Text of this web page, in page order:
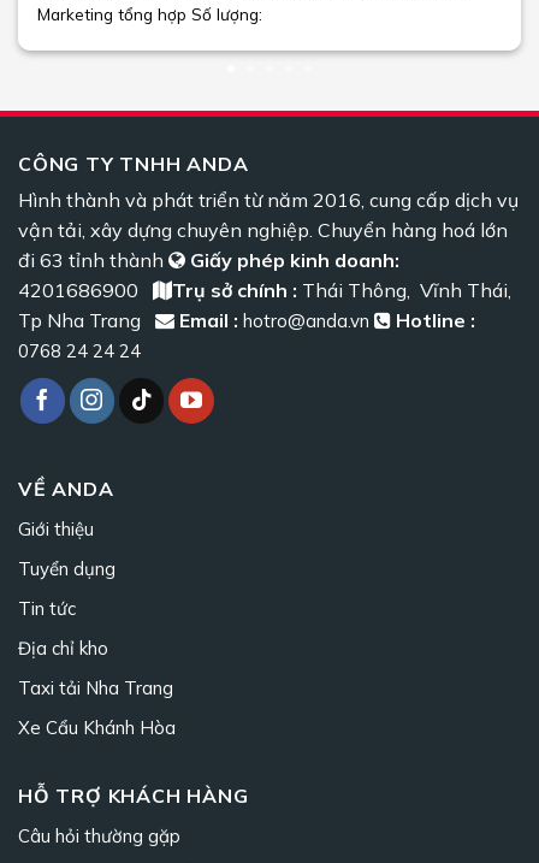
Marketing tổng hợp Số lượng:
CÔNG TY TNHH ANDA
Hình thành và phát triển từ năm 2016, cung cấp dịch vụ
vận tải, xây dựng chuyên nghiệp. Chuyển hàng hoá lớn
đi 63 tỉnh thành
Giấy phép kinh doanh:
4201686900
Trụ sở chính : Thái Thông, Vĩnh Thái,
Tp Nha Trang
Email : hotro@anda.vn Hotline :
0768 24 24 24
VỀ ANDA
Giới thiệu
Tuyển dụng
Tin tức
Địa chỉ kho
Taxi tải Nha Trang
Xe Cẩu Khánh Hòa
HỖ TRỢ KHÁCH HÀNG
Câu hỏi thường gặp